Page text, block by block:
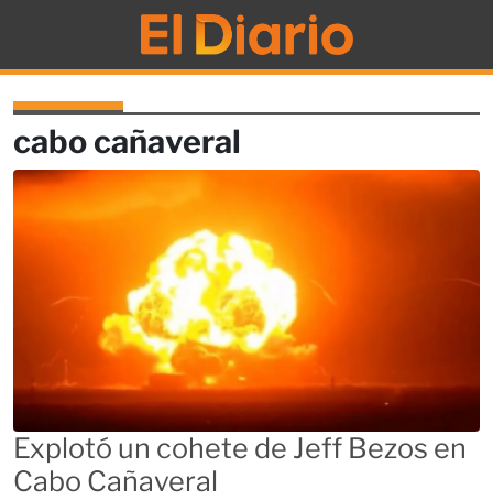
cabo cañaveral
Explotó un cohete de Jeff Bezos en
Cabo Cañaveral